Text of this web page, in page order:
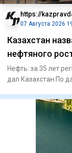
https://
07 Августа 2026
Казахстан
нефтяного
Нефть: за 35 лет
дал Казахстан По